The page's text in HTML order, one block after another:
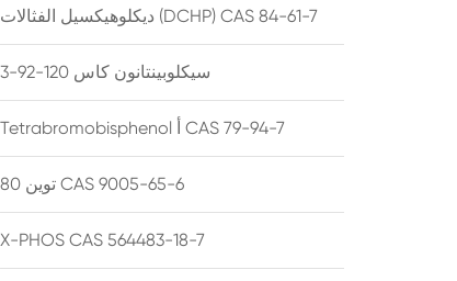
ديكلوهيكسيل الفثالات (DCHP) CAS 84-61-7
سيكلوبينتانون كاس 120-92-3
Tetrabromobisphenol أ CAS 79-94-7
توين 80 CAS 9005-65-6
X-PHOS CAS 564483-18-7